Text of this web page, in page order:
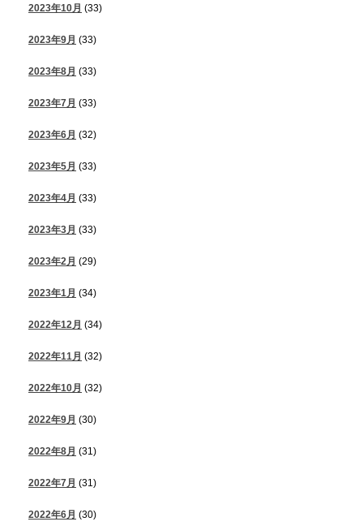
2023年10月 (33)
2023年9月 (33)
2023年8月 (33)
2023年7月 (33)
2023年6月 (32)
2023年5月 (33)
2023年4月 (33)
2023年3月 (33)
2023年2月 (29)
2023年1月 (34)
2022年12月 (34)
2022年11月 (32)
2022年10月 (32)
2022年9月 (30)
2022年8月 (31)
2022年7月 (31)
2022年6月 (30)